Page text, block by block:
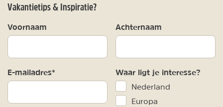
Vakantietips & Inspiratie?
Voornaam Achternaam
E-mailadres* Waar ligt je interesse?
Nederland
Europa